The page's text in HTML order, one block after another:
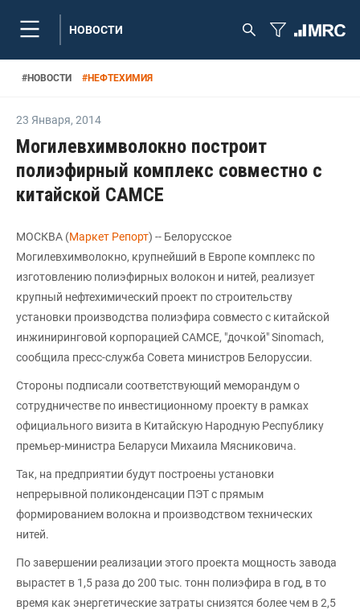
НОВОСТИ
#НОВОСТИ #НЕФТЕХИМИЯ
23 Января, 2014
Могилевхимволокно построит
полиэфирный комплекс совместно с
китайской САМСЕ
МОСКВА (Маркет Репорт) -- Белорусское
Могилевхимволокно, крупнейший в Европе комплекс по
изготовлению полиэфирных волокон и нитей, реализует
крупный нефтехимический проект по строительству
установки производства полиэфира совместо с китайской
инжиниринговой корпорацией САМСЕ, "дочкой" Sinomach,
сообщила пресс-служба Совета министров Белоруссии.
Стороны подписали соответствующий меморандум о
сотрудничестве по инвестиционному проекту в рамках
официального визита в Китайскую Народную Республику
премьер-министра Беларуси Михаила Мясниковича.
Так, на предприятии будут построены установки
непрерывной поликонденсации ПЭТ с прямым
формированием волокна и производством технических
нитей.
По завершении реализации этого проекта мощность завода
вырастет в 1,5 раза до 200 тыс. тонн полиэфира в год, в то
время как энергетические затраты снизятся более чем в 2,5